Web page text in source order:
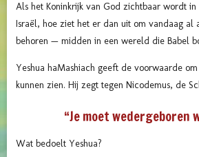
Als het Koninkrijk van God zichtbaar wordt in
Israël, hoe ziet het er dan uit om vandaag al
behoren — midden in een wereld die Babel
Yeshua haMashiach geeft de voorwaarde
kunnen zien. Hij zegt tegen Nicodemus, de
“Je moet wedergeboren
Wat bedoelt Yeshua?